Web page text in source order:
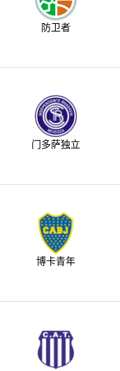
防卫者
门多萨独立
博卡青年